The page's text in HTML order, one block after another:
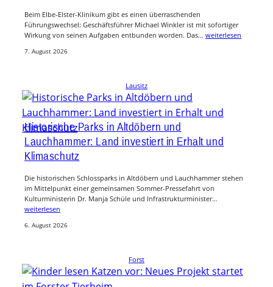
Beim Elbe-Elster-Klinikum gibt es einen überraschenden
Führungswechsel: Geschäftsführer Michael Winkler ist mit sofortiger
Wirkung von seinen Aufgaben entbunden worden. Das… weiterlesen
7. August 2026
Lausitz
Historische Parks in Altdöbern und
Lauchhammer: Land investiert in Erhalt und
Klimaschutz
Die historischen Schlossparks in Altdöbern und Lauchhammer stehen
im Mittelpunkt einer gemeinsamen Sommer-Pressefahrt von
Kulturministerin Dr. Manja Schüle und Infrastrukturminister…
weiterlesen
6. August 2026
Forst